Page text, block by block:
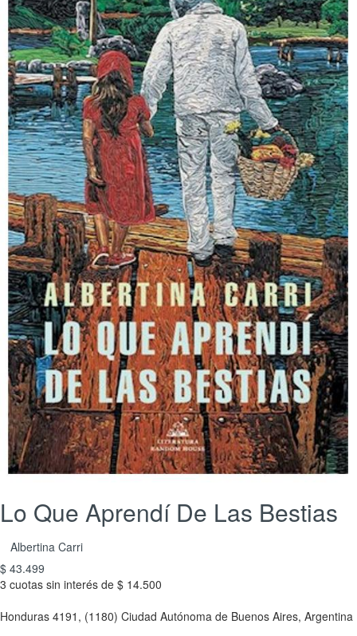
Lo Que Aprendí De Las Bestias
Albertina Carri
$ 43.499
3 cuotas sin interés de $ 14.500
Honduras 4191, (1180) Ciudad Autónoma de Buenos Aires, Argentina